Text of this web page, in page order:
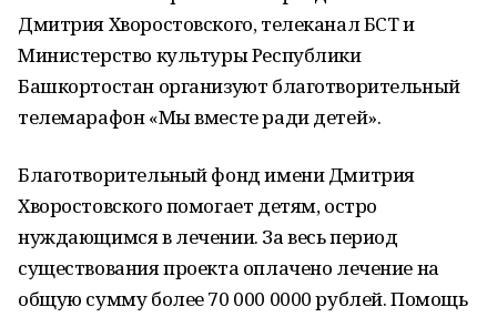
Дмитрия Хворостовского, телеканал БСТ и
Министерство культуры Республики
Башкортостан организуют благотворительный
телемарафон «Мы вместе ради детей».
Благотворительный фонд имени Дмитрия
Хворостовского помогает детям, остро
нуждающимся в лечении. За весь период
существования проекта оплачено лечение на
общую сумму более 70 000 0000 рублей. Помощь